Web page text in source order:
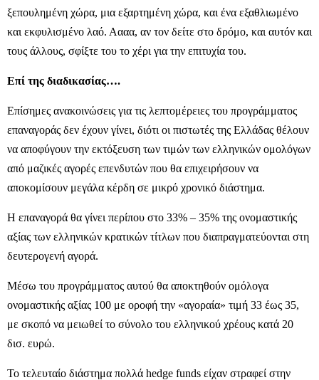
ξεπουλημένη χώρα, μια εξαρτημένη χώρα, και ένα εξαθλιωμένο
και εκφυλισμένο λαό. Αααα, αν τον δείτε στο δρόμο, και αυτόν και
τους άλλους, σφίξτε του το χέρι για την επιτυχία του.
Επί της διαδικασίας….
Επίσημες ανακοινώσεις για τις λεπτομέρειες του προγράμματος
επαναγοράς δεν έχουν γίνει, διότι οι πιστωτές της Ελλάδας θέλουν
να αποφύγουν την εκτόξευση των τιμών των ελληνικών ομολόγων
από μαζικές αγορές επενδυτών που θα επιχειρήσουν να
αποκομίσουν μεγάλα κέρδη σε μικρό χρονικό διάστημα.
Η επαναγορά θα γίνει περίπου στο 33% – 35% της ονομαστικής
αξίας των ελληνικών κρατικών τίτλων που διαπραγματεύονται στη
δευτερογενή αγορά.
Μέσω του προγράμματος αυτού θα αποκτηθούν ομόλογα
ονομαστικής αξίας 100 με οροφή την «αγοραία» τιμή 33 έως 35,
με σκοπό να μειωθεί το σύνολο του ελληνικού χρέους κατά 20
δισ. ευρώ.
Το τελευταίο διάστημα πολλά hedge funds είχαν στραφεί στην